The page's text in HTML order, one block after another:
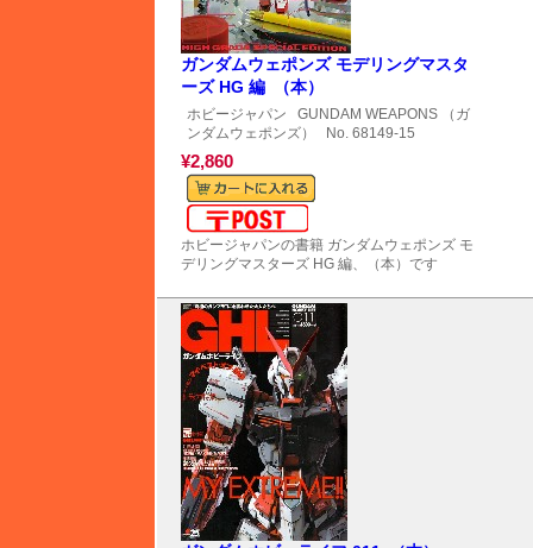
ガンダムウェポンズ モデリングマスタ
ーズ HG 編 （本）
ホビージャパン
GUNDAM WEAPONS （ガ
ンダムウェポンズ）
No. 68149-15
¥2,860
ホビージャパンの書籍 ガンダムウェポンズ モ
デリングマスターズ HG 編、（本）です